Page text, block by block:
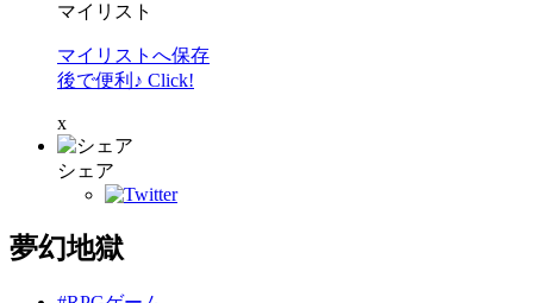
マイリスト
マイリストへ保存
後で便利♪ Click!
x
シェア
夢幻地獄